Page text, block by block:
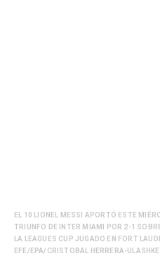
EL 10 LIONEL MESSI APORTÓ ESTE
TRIUNFO DE INTER MIAMI POR 2-1
LA LEAGUES CUP JUGADO EN FORT
EFE/EPA/CRISTOBAL HERRERA-